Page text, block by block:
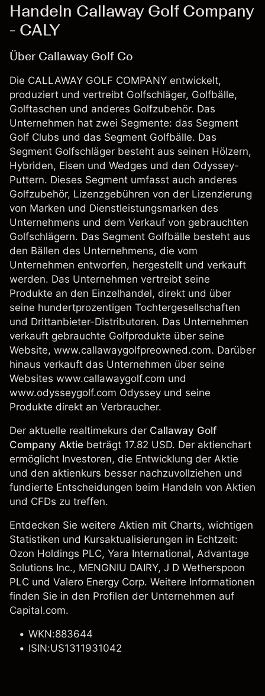
Handeln Callaway Golf Company
- CALY
Über Callaway Golf Co
Die CALLAWAY GOLF COMPANY entwickelt,
produziert und vertreibt Golfschläger, Golfbälle,
Golftaschen und anderes Golfzubehör. Das
Unternehmen hat zwei Segmente: das Segment
Golf Clubs und das Segment Golfbälle. Das
Segment Golfschläger besteht aus seinen Hölzern,
Hybriden, Eisen und Wedges und den Odyssey-
Puttern. Dieses Segment umfasst auch anderes
Golfzubehör, Lizenzgebühren von der Lizenzierung
von Marken und Dienstleistungsmarken des
Unternehmens und dem Verkauf von gebrauchten
Golfschlägern. Das Segment Golfbälle besteht aus
den Bällen des Unternehmens, die vom
Unternehmen entworfen, hergestellt und verkauft
werden. Das Unternehmen vertreibt seine
Produkte an den Einzelhandel, direkt und über
seine hundertprozentigen Tochtergesellschaften
und Drittanbieter-Distributoren. Das Unternehmen
verkauft gebrauchte Golfprodukte über seine
Website, www.callawaygolfpreowned.com. Darüber
hinaus verkauft das Unternehmen über seine
Websites www.callawaygolf.com und
www.odysseygolf.com Odyssey und seine
Produkte direkt an Verbraucher.
Der aktuelle realtimekurs der Callaway Golf
Company Aktie beträgt 17.82 USD. Der aktienchart
ermöglicht Investoren, die Entwicklung der Aktie
und den aktienkurs besser nachzuvollziehen und
fundierte Entscheidungen beim Handeln von Aktien
und CFDs zu treffen.
Entdecken Sie weitere Aktien mit Charts, wichtigen
Statistiken und Kursaktualisierungen in Echtzeit:
Ozon Holdings PLC, Yara International, Advantage
Solutions Inc., MENGNIU DAIRY, J D Wetherspoon
PLC und Valero Energy Corp. Weitere Informationen
finden Sie in den Profilen der Unternehmen auf
Capital.com.
WKN:883644
ISIN:US1311931042